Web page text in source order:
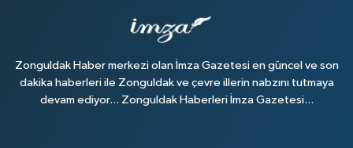
Zonguldak Haber merkezi olan İmza Gazetesi en güncel ve son
dakika haberleri ile Zonguldak ve çevre illerin nabzını tutmaya
devam ediyor... Zonguldak Haberleri İmza Gazetesi...